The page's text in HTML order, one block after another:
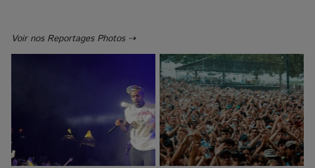
Voir nos Reportages Photos ⇢